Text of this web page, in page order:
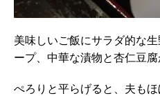
美味しいご飯にサラダ的な
ープ、中華な漬物と杏仁豆腐
ぺろりと平らげると、夫も